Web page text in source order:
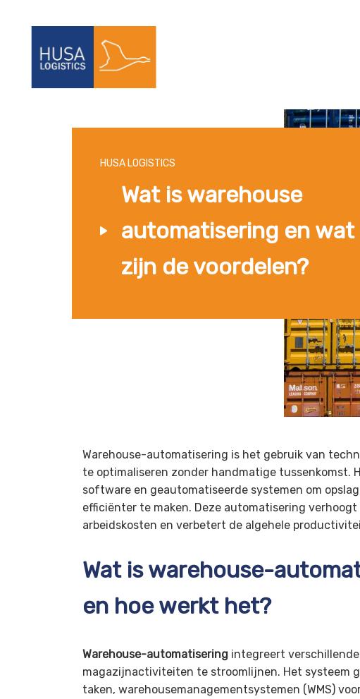
HUSA LOGISTICS
Wat is warehouse
automatisering en wat
zijn de voordelen?
Warehouse-automatisering is het gebruik van
te optimaliseren zonder handmatige tussenkomst.
software en geautomatiseerde systemen om
efficiënter te maken. Deze automatisering
arbeidskosten en verbetert de algehele
Wat is warehouse-
en hoe werkt het?
Warehouse-automatisering integreert
magazijnactiviteiten te stroomlijnen. Het systeem
taken, warehousemanagementsystemen (WMS)